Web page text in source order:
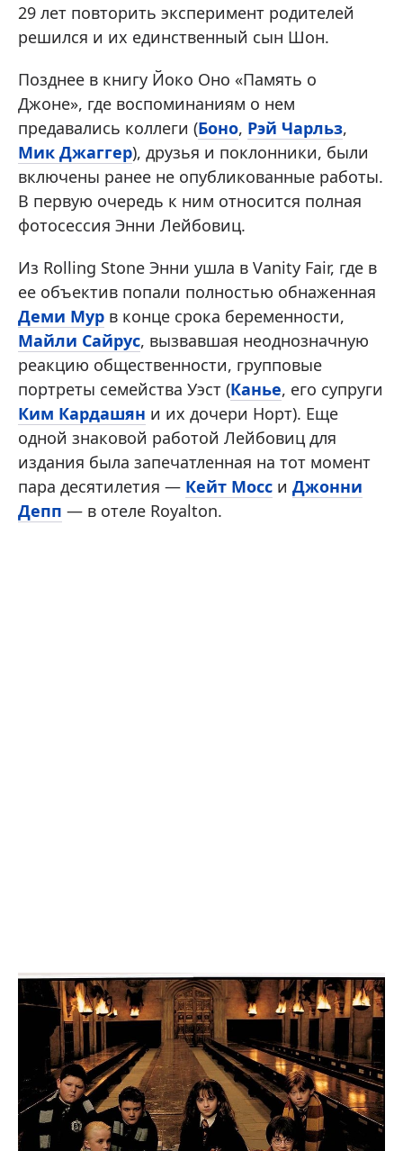
29 лет повторить эксперимент родителей
решился и их единственный сын Шон.
Позднее в книгу Йоко Оно «Память о
Джоне», где воспоминаниям о нем
предавались коллеги (Боно, Рэй Чарльз,
Мик Джаггер), друзья и поклонники, были
включены ранее не опубликованные работы.
В первую очередь к ним относится полная
фотосессия Энни Лейбовиц.
Из Rolling Stone Энни ушла в Vanity Fair, где в
ее объектив попали полностью обнаженная
Деми Мур в конце срока беременности,
Майли Сайрус, вызвавшая неоднозначную
реакцию общественности, групповые
портреты семейства Уэст (Канье, его супруги
Ким Кардашян и их дочери Норт). Еще
одной знаковой работой Лейбовиц для
издания была запечатленная на тот момент
пара десятилетия — Кейт Мосс и Джонни
Депп — в отеле Royalton.